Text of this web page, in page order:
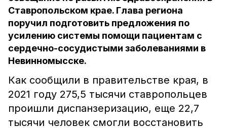
Ставропольском крае. Глава региона
поручил подготовить предложения по
усилению системы помощи пациентам с
сердечно-сосудистыми заболеваниями в
Невинномысске.
Как сообщили в правительстве края, в
2021 году 275,5 тысячи ставропольцев
проишли диспанзеризацию, еще 22,7
тысячи человек смогли восстановить